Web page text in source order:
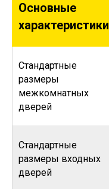
Основные
характеристики
Стандартные
размеры
межкомнатных
дверей
Стандартные
размеры входных
дверей